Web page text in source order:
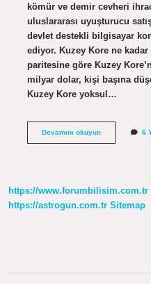
kömür ve demir cevheri
uluslararası uyuşturucu
devlet destekli bilgisayar
ediyor. Kuzey Kore ne
paritesine göre Kuzey
milyar dolar, kişi başına
Kuzey Kore yoksul…
Devamını okuyunKuzey
6
https://www.forumbilisim.com.tr
https://astrogun.com.tr Sitemap